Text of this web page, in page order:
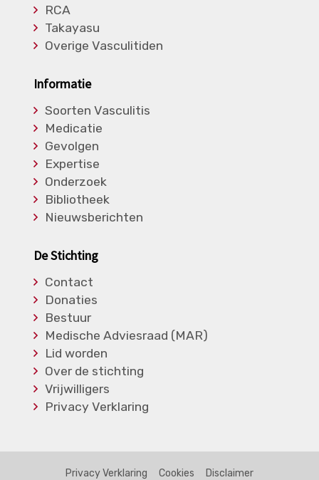
RCA
Takayasu
Overige Vasculitiden
Informatie
Soorten Vasculitis
Medicatie
Gevolgen
Expertise
Onderzoek
Bibliotheek
Nieuwsberichten
De Stichting
Contact
Donaties
Bestuur
Medische Adviesraad (MAR)
Lid worden
Over de stichting
Vrijwilligers
Privacy Verklaring
Privacy Verklaring Cookies Disclaimer